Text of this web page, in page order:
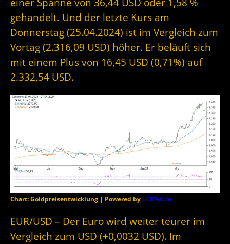
gehandelt. Und der letzte Kurs am
Donnerstag (25.04.2024) ist im Vergleich zum
Vortag (2.316,09 USD) höher. Er beläuft sich
mit einem Plus von 16,45 USD (0,71%) auf
2.332,54 USD.
Chart: Goldpreisentwicklung | Powered byGOYAX.de
EUR/USD – Der Euro wird weiter teurer im
Vergleich zum USD (+0,0032 USD). Im